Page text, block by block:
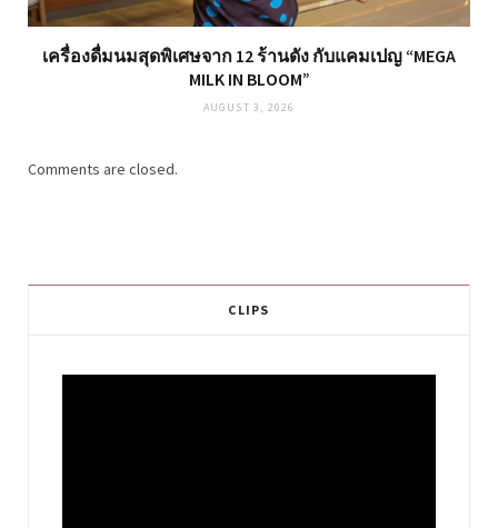
เครื่องดื่มนมสุดพิเศษจาก 12 ร้านดัง กับแคมเปญ “MEGA
MILK IN BLOOM”
AUGUST 3, 2026
Comments are closed.
CLIPS